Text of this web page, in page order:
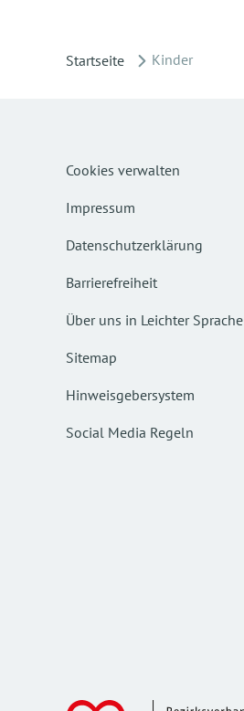
Startseite Kinder
Cookies verwalten
Impressum
Datenschutzerklärung
Barrierefreiheit
Über uns in Leichter Sprache
Sitemap
Hinweisgebersystem
Social Media Regeln